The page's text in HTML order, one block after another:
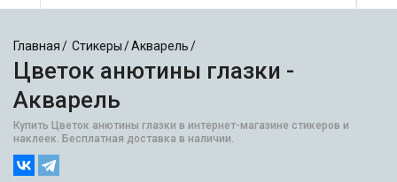
Главная Стикеры Акварель
Цветок анютины глазки -
Акварель
Купить Цветок анютины глазки в интернет-магазине стикеров и
наклеек. Бесплатная доставка в наличии.